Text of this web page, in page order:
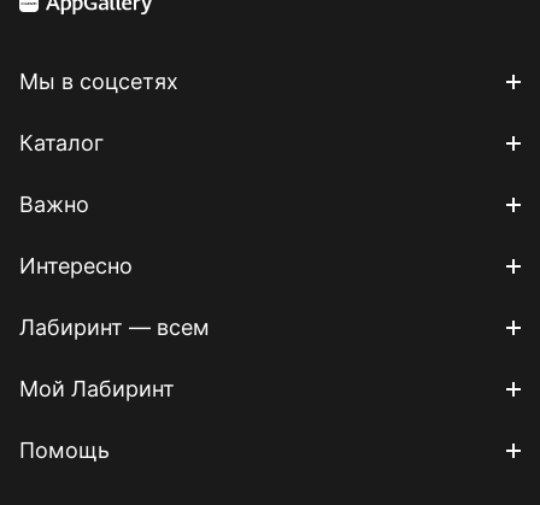
Мы в соцсетях
Каталог
Важно
Интересно
Лабиринт — всем
Мой Лабиринт
Помощь